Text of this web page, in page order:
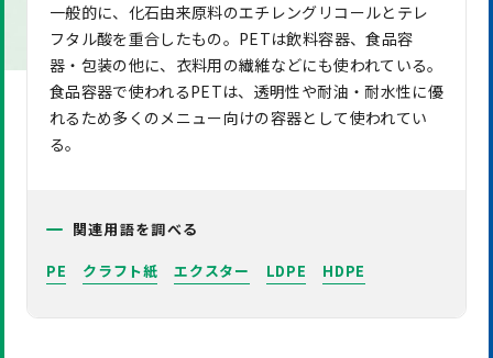
一般的に、化石由来原料のエチレングリコールとテレ
フタル酸を重合したもの。PETは飲料容器、食品容
器・包装の他に、衣料用の繊維などにも使われている。
食品容器で使われるPETは、透明性や耐油・耐水性に優
れるため多くのメニュー向けの容器として使われてい
る。
関連用語を調べる
PE
クラフト紙 エクスター LDPE HDPE